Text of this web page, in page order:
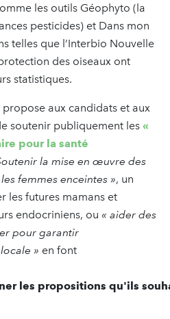
les outils Géophyto (la
pesticides) et Dans mon
telles que l’Interbio Nouvelle
des oiseaux ont
statistiques.
aux candidats et aux
soutenir publiquement les «
pour la santé
la mise en œuvre des
femmes enceintes », un
les futures mamans et
endocriniens, ou « aider des
pour garantir
» en font
les propositions qu'ils